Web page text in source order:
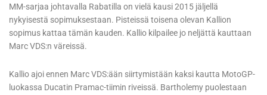
MM-sarjaa johtavalla Rabatilla on vielä kausi 2015 jäljellä
nykyisestä sopimuksestaan. Pisteissä toisena olevan Kallion
sopimus kattaa tämän kauden. Kallio kilpailee jo neljättä kauttaan
Marc VDS:n väreissä.
Kallio ajoi ennen Marc VDS:ään siirtymistään kaksi kautta MotoGP-
luokassa Ducatin Pramac-tiimin riveissä. Bartholemy puolestaan